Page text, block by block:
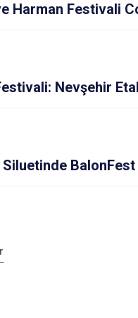
Harman Festivali
Nevşehir
Siluetinde